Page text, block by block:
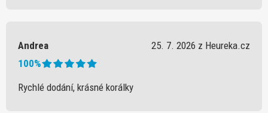
Andrea
25. 7. 2026 z Heureka.cz
100%
Rychlé dodání, krásné korálky